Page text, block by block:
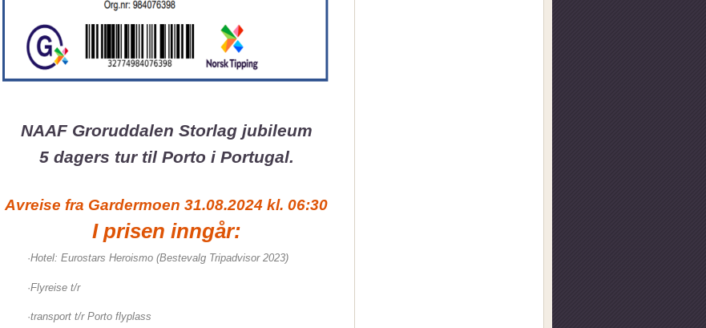
NAAF Groruddalen Storlag jubileum
5 dagers tur til Porto i Portugal.
Avreise fra Gardermoen 31.08.2024 kl. 06:30
I prisen inngår:
·Hotel: Eurostars Heroismo (Bestevalg Tripadvisor 2023)
·Flyreise t/r
·transport t/r Porto flyplass